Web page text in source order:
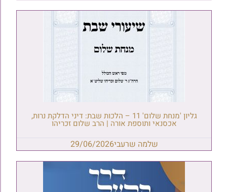
גליון 'מנחת שלום' 11 – הלכות שבת: דיני הדלקת נרות,
אכסנאי ותוספת אורה | הרב שלום זכריהו
שלמה שרעבי29/06/2026